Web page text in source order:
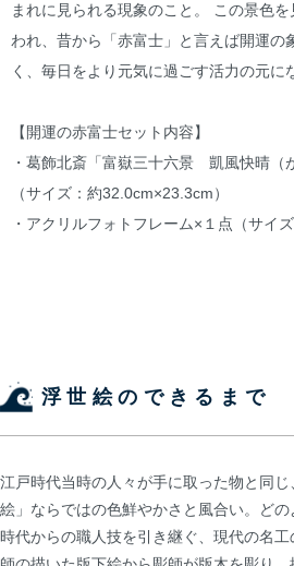
まれに見られる現象のこと。 この景色
われ、昔から「赤富士」と言えば開運の
く、毎日をより元気に過ごす活力の元に
【開運の赤富士セット内容】
・葛飾北斎「富嶽三十六景 凱風快晴（
（サイズ：約32.0cm×23.3cm）
・アクリルフォトフレーム×１点（サイ
浮世絵のできるまで
江戸時代当時の人々が手に取った物と同
絵」ならではの色鮮やかさと風合い。ど
時代からの職人技を引き継ぐ、現代の名